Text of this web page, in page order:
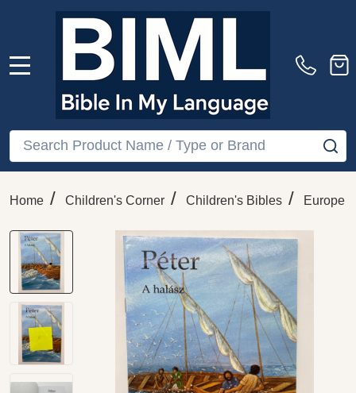
Search
Home / Children's Corner / Children's Bibles / Europe